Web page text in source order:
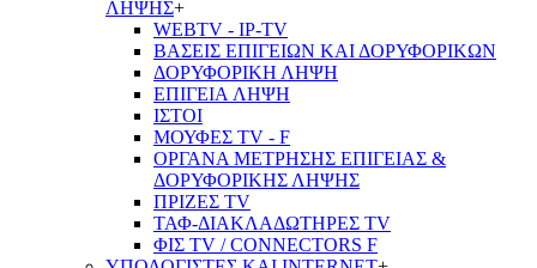
ΛΗΨΗΣ+
WEBTV - IP-TV
ΒΑΣΕΙΣ ΕΠΙΓΕΙΩΝ ΚΑΙ ΔΟΡΥΦΟΡΙΚΩΝ
ΔΟΡΥΦΟΡΙΚΗ ΛΗΨΗ
ΕΠΙΓΕΙA ΛΗΨΗ
ΙΣΤΟΙ
ΜΟΥΦΕΣ TV - F
ΟΡΓΑΝΑ ΜΕΤΡΗΣΗΣ ΕΠΙΓΕΙΑΣ &
ΔΟΡΥΦΟΡΙΚΗΣ ΛΗΨΗΣ
ΠΡΙΖΕΣ TV
ΤΑΦ-ΔΙΑΚΛΑΔΩΤΗΡΕΣ TV
ΦΙΣ TV / CONNECTORS F